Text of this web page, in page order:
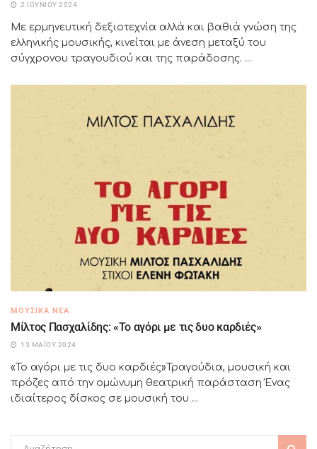
2 ΙΟΥΝΊΟΥ 2024
Με ερμηνευτική δεξιοτεχνία αλλά και βαθιά γνώση της
ελληνικής μουσικής, κινείται με άνεση μεταξύ του
σύγχρονου τραγουδιού και της παράδοσης. ...
ΜΟΥΣΙΚΆ ΝΈΑ
Μίλτος Πασχαλίδης: «Το αγόρι με τις δυο καρδιές»
13 ΜΑΪ́ΟΥ 2024
«Το αγόρι με τις δυο καρδιές»Τραγούδια, μουσική και
πρόζες από την ομώνυμη θεατρική παράσταση Ένας
ιδιαίτερος δίσκος σε μουσική του ...